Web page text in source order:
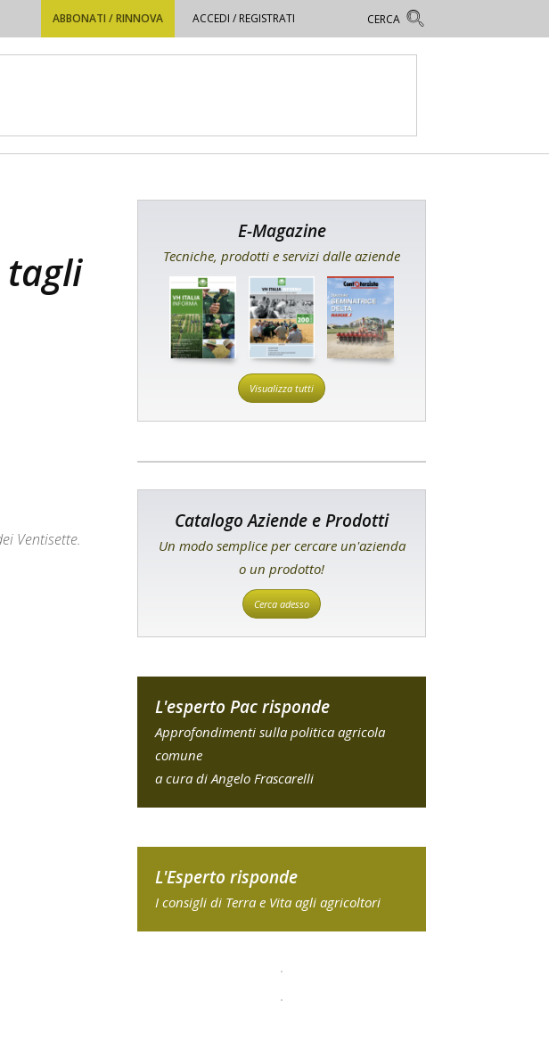
ABBONATI / RINNOVA ACCEDI / REGISTRATI
tagli
Ventisette.
E-Magazine
Tecniche, prodotti e servizi dalle aziende
Visualizza tutti
Catalogo Aziende e Prodotti
Un modo semplice per cercare un'azienda
o un prodotto!
Cerca adesso
L'esperto Pac risponde
Approfondimenti sulla politica agricola
comune
a cura di Angelo Frascarelli
L'Esperto risponde
I consigli di Terra e Vita agli agricoltori